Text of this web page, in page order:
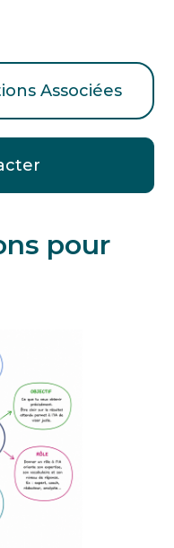
Associées
pour